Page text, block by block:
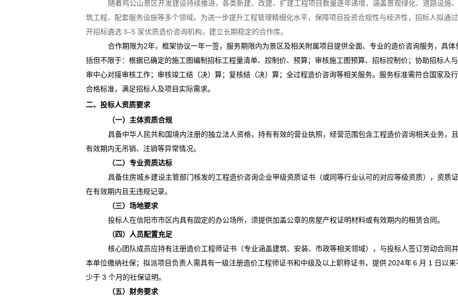
随着鸡公山景区开发建设持续推进，各类新建、改建、扩建工程项目数量逐年递增，涵盖景观绿化、道路设施
筑工程、配套服务设施等多个领域。为进一步提升工程管理精细化水平，保障项目投资合规性与经济性，招标人拟通
开招标遴选3–5 家优质造价咨询机构，建立长期稳定的合作库。
合作期限为2年，框架协议一年一签，服务期限内为景区及相关附属项目提供全面、专业的造价咨询服务，具体
括但不限于：根据已确定的施工图编制招标工程量清单、控制价、预算；审核施工图预算、招标控制价；协助招标人
审中心对接审核工作；审核竣工结（决）算；复核结（决）算；全过程造价咨询等相关服务。服务标准需符合国家及
合格标准，满足招标人及项目实际需求。
二、投标人资质要求
（一）主体资质合规
具备中华人民共和国境内注册的独立法人资格，持有有效的营业执照，经营范围包含工程造价咨询相关业务，
有效期内无吊销、注销等异常情况。
（二）专业资质达标
具备住房城乡建设主管部门核发的工程造价咨询企业甲级资质证书（或同等行业认可的对应等级资质），资质
在有效期内且无违规记录。
（三）场地要求
投标人在信阳市市区内具有固定的办公场所，须提供加盖公章的房屋产权证明材料或有效期内的租赁合同。
（四）人员配置充足
核心团队成员应持有注册造价工程师证书（专业涵盖建筑、安装、市政等相关领域），与投标人签订劳动合同
本单位缴纳社保；拟派项目负责人需具有一级注册造价工程师证书和中级及以上职称证书，提供2024年6 月 1 日以来
少于 3 个月的社保证明。
（五）财务要求